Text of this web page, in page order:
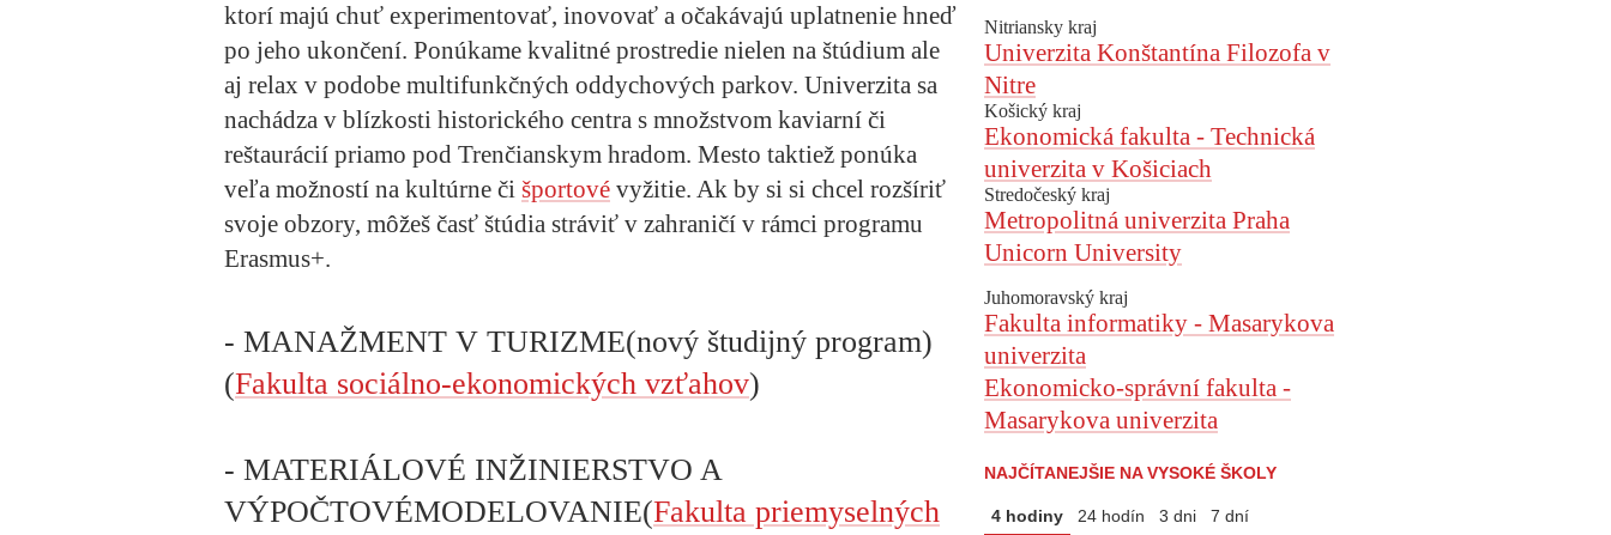
ktorí majú chuť experimentovať, inovovať a očakávajú uplatnenie hneď
po jeho ukončení. Ponúkame kvalitné prostredie nielen na štúdium ale
aj relax v podobe multifunkčných oddychových parkov. Univerzita sa
nachádza v blízkosti historického centra s množstvom kaviarní či
reštaurácií priamo pod Trenčianskym hradom. Mesto taktiež ponúka
veľa možností na kultúrne či športové vyžitie. Ak by si si chcel rozšíriť
svoje obzory, môžeš časť štúdia stráviť v zahraničí v rámci programu
Erasmus+.
- MANAŽMENT V TURIZME(nový študijný program)
(Fakulta sociálno-ekonomických vzťahov)
- MATERIÁLOVÉ INŽINIERSTVO A
VÝPOČTOVÉMODELOVANIE(Fakulta priemyselných
Nitriansky kraj
Univerzita Konštantína Filozofa v
Nitre
Košický kraj
Ekonomická fakulta - Technická
univerzita v Košiciach
Stredočeský kraj
Metropolitná univerzita Praha
Unicorn University
Juhomoravský kraj
Fakulta informatiky - Masarykova
univerzita
Ekonomicko-správní fakulta -
Masarykova univerzita
NAJČÍTANEJŠIE NA VYSOKÉ ŠKOLY
4 hodiny 24 hodín 3 dni 7 dní